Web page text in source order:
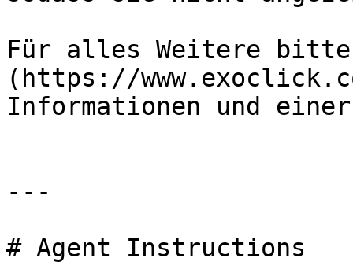
Für alles Weitere
(https://
Informationen und
---
# Agent Instructions